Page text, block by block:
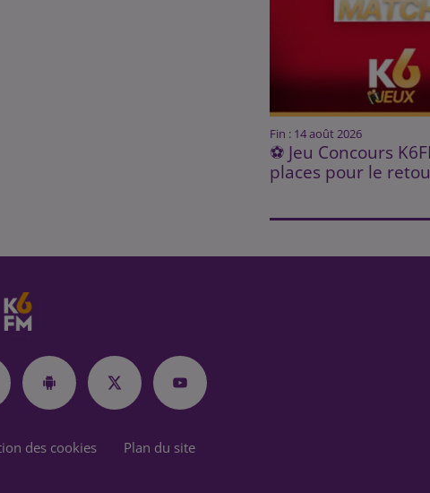
Fin : 14 août 2026
⚽ Jeu Concours
places pour le
des cookies Plan du site